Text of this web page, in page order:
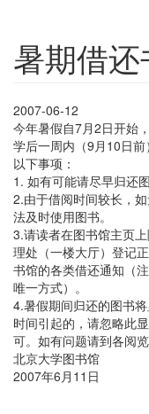
暑期借
2007-06-12
今年暑假自7月2日开始
学后一周内（9月10日
以下事项：
1. 如有可能请尽早归还图
2.由于借阅时间较长，
法及时使用图书。
3.请读者在图书馆主页
理处（一楼大厅）登记
书馆的各类借还通知（
唯一方式）。
4.暑假期间归还的图书
时间引起的，请忽略此
可。如有问题请到各阅
北京大学图书馆
2007年6月11日